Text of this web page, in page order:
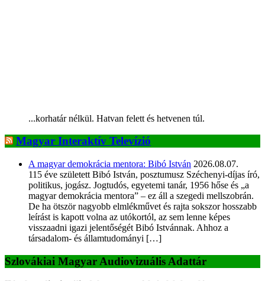
...korhatár nélkül. Hatvan felett és hetvenen túl.
Magyar Interaktív Televízió
A magyar demokrácia mentora: Bibó István 2026.08.07.
115 éve született Bibó István, posztumusz Széchenyi-díjas író,
politikus, jogász. Jogtudós, egyetemi tanár, 1956 hőse és „a
magyar demokrácia mentora” – ez áll a szegedi mellszobrán.
De ha ötször nagyobb elmlékművet és rajta sokszor hosszabb
leírást is kapott volna az utókortól, az sem lenne képes
visszaadni igazi jelentőségét Bibó Istvánnak. Ahhoz a
társadalom- és államtudományi […]
Szlovákiai Magyar Audiovizuális Adattár